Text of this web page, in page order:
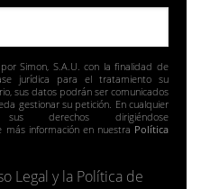
Simon, S.A.U. con la finalidad de
jurídica para el tratamiento su
sus datos podrán ser comunicados
gestionar su petición. En cualquier
derechos dirigiéndose
más información en nuestra Política
Legal y la Política de